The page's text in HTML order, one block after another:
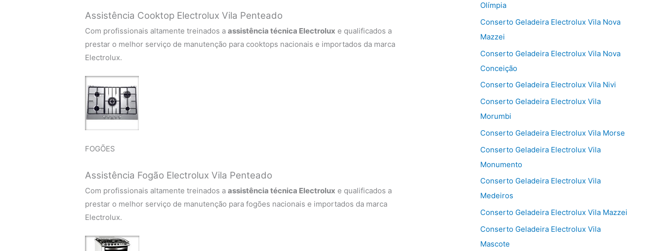
Assistência Cooktop Electrolux Vila Penteado
Com profissionais altamente treinados aassistência técnica Electrolux e qualificados a
prestar o melhor serviço de manutenção para cooktops nacionais e importados da marca
Electrolux.
FOGÕES
Assistência Fogão Electrolux Vila Penteado
Com profissionais altamente treinados aassistência técnica Electrolux e qualificados a
prestar o melhor serviço de manutenção para fogões nacionais e importados da marca
Electrolux.
Olímpia
Conserto Geladeira Electrolux Vila Nova
Mazzei
Conserto Geladeira Electrolux Vila Nova
Conceição
Conserto Geladeira Electrolux Vila Nivi
Conserto Geladeira Electrolux Vila
Morumbi
Conserto Geladeira Electrolux Vila Morse
Conserto Geladeira Electrolux Vila
Monumento
Conserto Geladeira Electrolux Vila
Medeiros
Conserto Geladeira Electrolux Vila Mazzei
Conserto Geladeira Electrolux Vila
Mascote